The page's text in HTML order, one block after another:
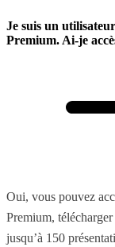
Je suis un
Premium. Ai-je
Oui, vous pouvez
Premium,
jusqu’à 150